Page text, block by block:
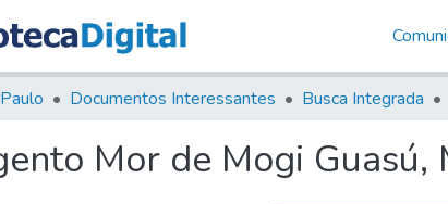
Documentos Interessantes Busca Integrada
Mor de Mogi